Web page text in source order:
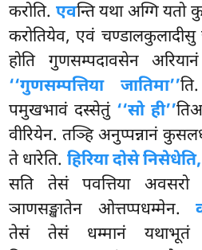
करोति. एवन्ति यथा अग्गि यतो
करोतियेव, एवं चण्डालकुलादीसु
होति गुणसम्पदावसेन
‘‘गुणसम्पत्तिया जातिमा’’
पमुखभावं दस्सेतुं ‘‘सो ही’’
वीरियेन. तञ्हि अनुप्पन्नानं
ते धारेति. हिरिया दोसे निसेधेति,
सति तेसं पवत्तिया
ञाणसङ्खातेन ओत्तप्पधम्मेन.
तेसं तेसं धम्मानं यथाभूतं